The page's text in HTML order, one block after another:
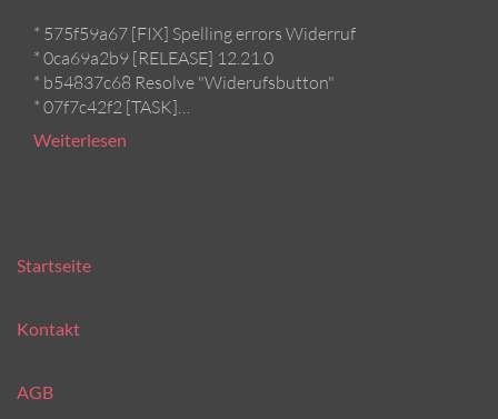
* 575f59a67 [FIX] Spelling errors Widerruf
* 0ca69a2b9 [RELEASE] 12.21.0
* b54837c68 Resolve "Widerufsbutton"
* 07f7c42f2 [TASK]…
Weiterlesen
Startseite
Kontakt
AGB